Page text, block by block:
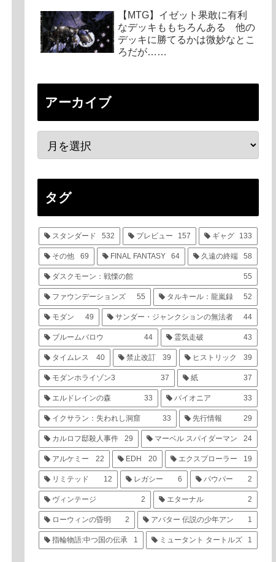
【MTG】イゼット果敢に有利
なデッキももちろんある 他の
デッキに勝てるかは微妙なとこ
ろだが……
アーカイブ
タグ
スタンダード 532 プレビュー 157 ギャグ 133
その他 69 FINAL FANTASY 64 久遠の終端 58
ダスクモーン：戦慄の館 55
ファウンデーションズ 55 タルキール：龍嵐録 52
モダン 49 サンダー・ジャンクションの無法者 44
ブルームバロウ 44 霊気走破 43
タイムレス 40 禁止改訂 39 ヒストリック 39
モダンホライゾン3 37 紙 37
エルドレインの森 33 パイオニア 33
イクサラン：失われし洞窟 33 先行情報 29
カルロフ邸殺人事件 29 マーベル スパイダーマン 24
アルケミー 22 EDH 20 エクスプローラー 19
リミテッド 12 レガシー 6 パウパー 2
ヴィンテージ 2 エターナル 2
ローウィンの昏明 2 アバター 伝説の少年アン 1
指輪物語:中つ国の伝承 1 ミュータント タートルズ 1